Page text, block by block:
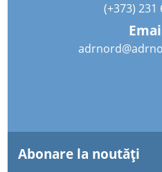
(+373) 231
Abonare la noutăţi